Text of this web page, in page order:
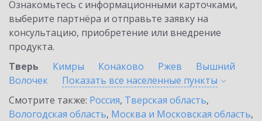
Ознакомьтесь с информационными карточками,
выберите партнёра и отправьте заявку на
консультацию, приобретение или внедрение
продукта.
Тверь
Кимры Конаково Ржев
Вышний
Волочек
Показать все населенные пункты
Смотрите также: Россия, Тверская область,
Вологодская область, Москва и Московская область,